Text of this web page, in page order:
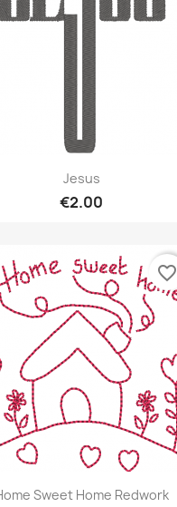
Jesus
€2.00
Sweet Home Redwork
favorite_border